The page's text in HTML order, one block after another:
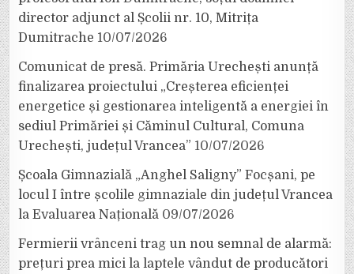
director adjunct al Școlii nr. 10, Mitrița
Dumitrache 10/07/2026
Comunicat de presă. Primăria Urechești anunță
finalizarea proiectului „Creșterea eficienței
energetice și gestionarea inteligentă a energiei în
sediul Primăriei și Căminul Cultural, Comuna
Urechești, județul Vrancea” 10/07/2026
Școala Gimnazială „Anghel Saligny” Focșani, pe
locul I între școlile gimnaziale din județul Vrancea
la Evaluarea Națională 09/07/2026
Fermierii vrânceni trag un nou semnal de alarmă:
prețuri prea mici la laptele vândut de producători